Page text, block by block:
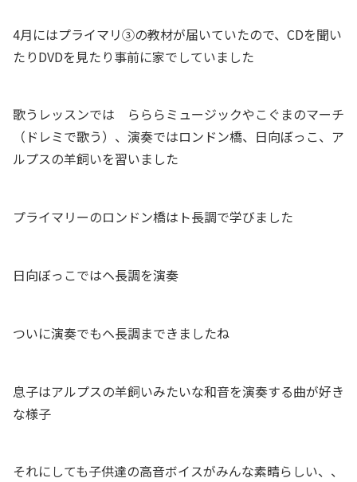
4月にはプライマリ③の教材が届いていたので、CDを聞い
たりDVDを見たり事前に家でしていました
歌うレッスンでは らららミュージックやこぐまのマーチ
（ドレミで歌う）、演奏ではロンドン橋、日向ぼっこ、ア
ルプスの羊飼いを習いました
プライマリーのロンドン橋はト長調で学びました
日向ぼっこではヘ長調を演奏
ついに演奏でもヘ長調まできましたね
息子はアルプスの羊飼いみたいな和音を演奏する曲が好き
な様子
それにしても子供達の高音ボイスがみんな素晴らしい、、